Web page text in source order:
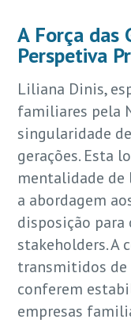
A Força das
Perspetiva
Liliana Dinis,
familiares pela
singularidade
gerações. Esta
mentalidade de
a abordagem
disposição para
stakeholders. A
transmitidos de
conferem
empresas